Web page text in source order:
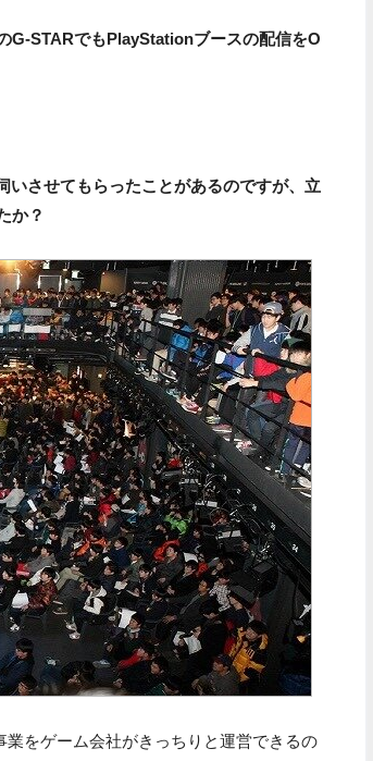
STARでもPlayStationブースの配信をO
させてもらったことがあるのですが、立
か？
をゲーム会社がきっちりと運営できるの